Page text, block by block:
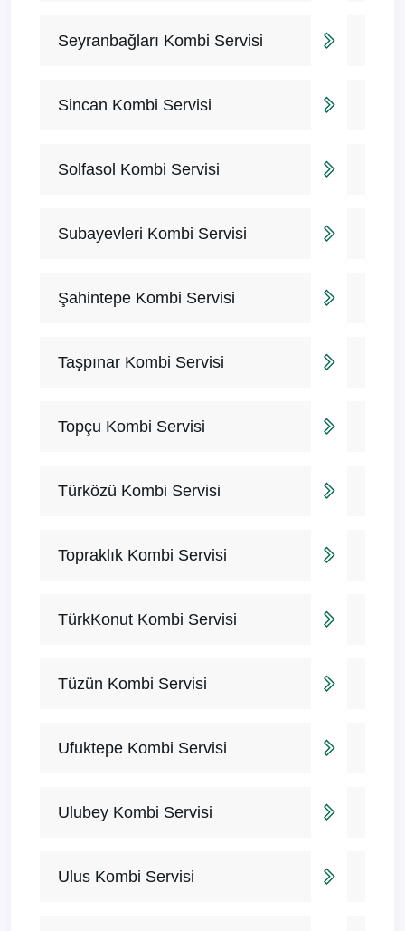
Seyranbağları Kombi Servisi
Sincan Kombi Servisi
Solfasol Kombi Servisi
Subayevleri Kombi Servisi
Şahintepe Kombi Servisi
Taşpınar Kombi Servisi
Topçu Kombi Servisi
Türközü Kombi Servisi
Topraklık Kombi Servisi
TürkKonut Kombi Servisi
Tüzün Kombi Servisi
Ufuktepe Kombi Servisi
Ulubey Kombi Servisi
Ulus Kombi Servisi